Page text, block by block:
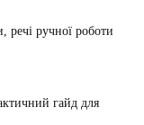
ручної роботи
гайд для